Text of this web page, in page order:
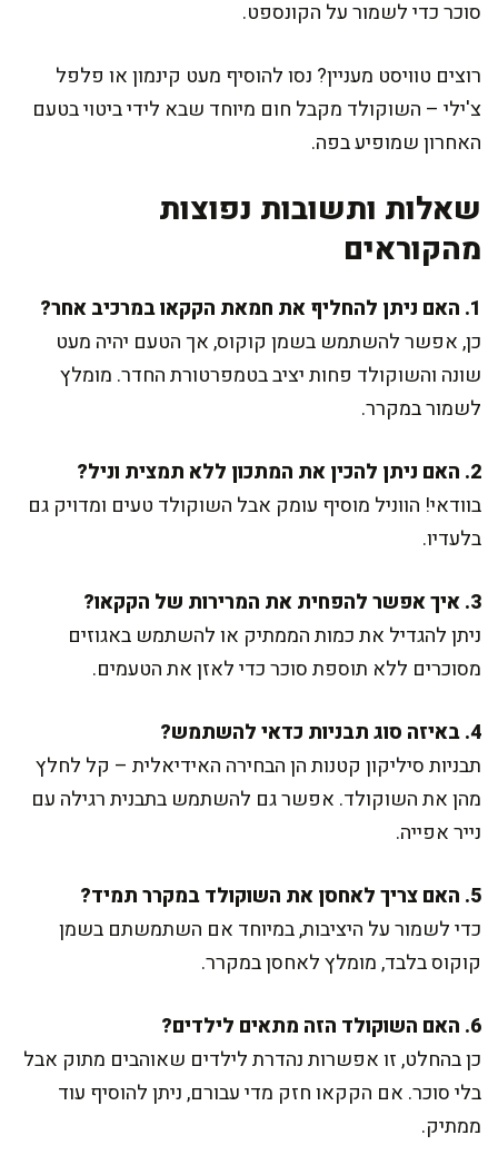
סוכר כדי לשמור על הקונספט.
רוצים טוויסט מעניין? נסו להוסיף מעט קינמון או פלפל
צ'ילי – השוקולד מקבל חום מיוחד שבא לידי ביטוי בטעם
האחרון שמופיע בפה.
שאלות ותשובות נפוצות
מהקוראים
1. האם ניתן להחליף את חמאת הקקאו במרכיב אחר?
כן, אפשר להשתמש בשמן קוקוס, אך הטעם יהיה מעט
שונה והשוקולד פחות יציב בטמפרטורת החדר. מומלץ
לשמור במקרר.
2. האם ניתן להכין את המתכון ללא תמצית וניל?
בוודאי! הווניל מוסיף עומק אבל השוקולד טעים ומדויק גם
בלעדיו.
3. איך אפשר להפחית את המרירות של הקקאו?
ניתן להגדיל את כמות הממתיק או להשתמש באגוזים
מסוכרים ללא תוספת סוכר כדי לאזן את הטעמים.
4. באיזה סוג תבניות כדאי להשתמש?
תבניות סיליקון קטנות הן הבחירה האידיאלית – קל לחלץ
מהן את השוקולד. אפשר גם להשתמש בתבנית רגילה עם
נייר אפייה.
5. האם צריך לאחסן את השוקולד במקרר תמיד?
כדי לשמור על היציבות, במיוחד אם השתמשתם בשמן
קוקוס בלבד, מומלץ לאחסן במקרר.
6. האם השוקולד הזה מתאים לילדים?
כן בהחלט, זו אפשרות נהדרת לילדים שאוהבים מתוק אבל
בלי סוכר. אם הקקאו חזק מדי עבורם, ניתן להוסיף עוד
ממתיק.